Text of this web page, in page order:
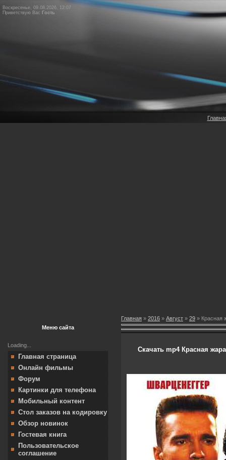
Воскресенье, 09.08.2026, 12:07
Приветствую Вас Гость
Меню сайта
Loading...
Главная страница
Онлайн фильмы
Форум
Картинки для телефона
Мобильный контент
Стол заказов на кодировку
Обзор новинок
Гостевая книга
Пользовательское
соглашение
Главная » 2016 » Август » 29 » Красная
Скачать mp4 Красная